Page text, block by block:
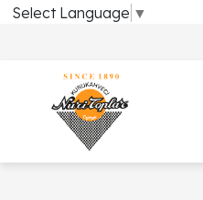
Select Language ▼